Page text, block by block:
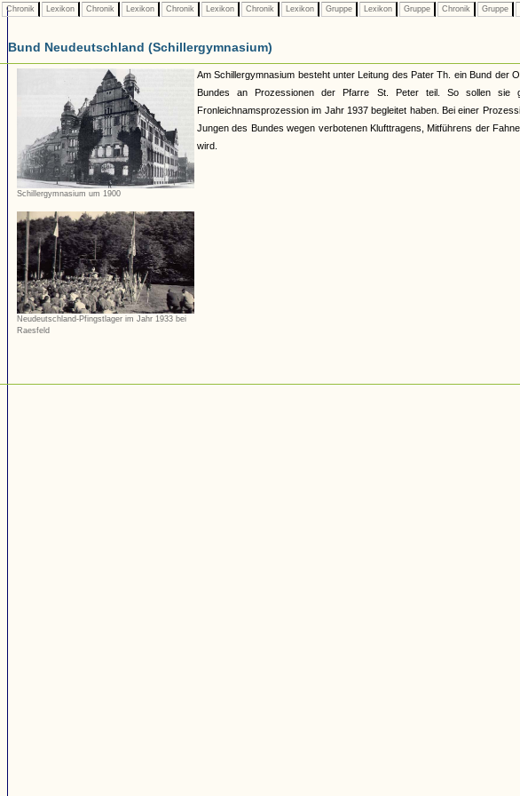
Chronik Lexikon Chronik Lexikon Chronik Lexikon Chronik Lexikon Gruppe Lexikon Gruppe Chronik Gruppe
Bund Neudeutschland (Schillergymnasium)
Schillergymnasium um 1900
Neudeutschland-Pfingstlager im Jahr 1933 bei
Raesfeld
Am Schillergymnasium besteht unter Leitung des Pater Th. ein Bund der
Bundes an Prozessionen der Pfarre St. Peter teil. So sollen sie
Fronleichnamsprozession im Jahr 1937 begleitet haben. Bei einer
Jungen des Bundes wegen verbotenen Klufttragens, Mitführens der
wird.